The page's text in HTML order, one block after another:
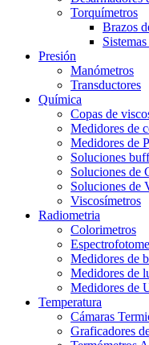
Torquímetros
Brazos
Presión
Manómetros
Transductores
Química
Copas de
Medidores de
Medidores de
Soluciones
Soluciones de
Soluciones de
Viscosímetros
Radiometria
Colorimetros
Medidores de
Medidores de
Medidores de
Temperatura
Cámaras
Graficadores